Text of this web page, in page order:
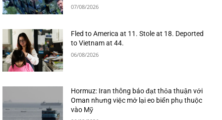
07/08/2026
Fled to America at 11. Stole at 18. Deported
to Vietnam at 44.
06/08/2026
Hormuz: Iran thông báo đạt thỏa thuận với
Oman nhưng việc mở lại eo biển phụ thuộc
vào Mỹ